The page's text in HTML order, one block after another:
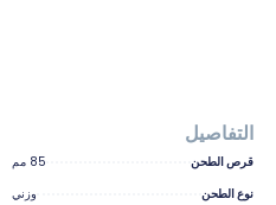
التفاصيل
قرص الطحن
85 مم
نوع الطحن
وزني